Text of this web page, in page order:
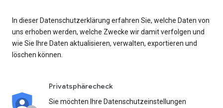
In dieser Datenschutzerklärung erfahren Sie, welche Daten von
uns erhoben werden, welche Zwecke wir damit verfolgen und
wie Sie Ihre Daten aktualisieren, verwalten, exportieren und
löschen können.
Privatsphärecheck
Sie möchten Ihre Datenschutzeinstellungen